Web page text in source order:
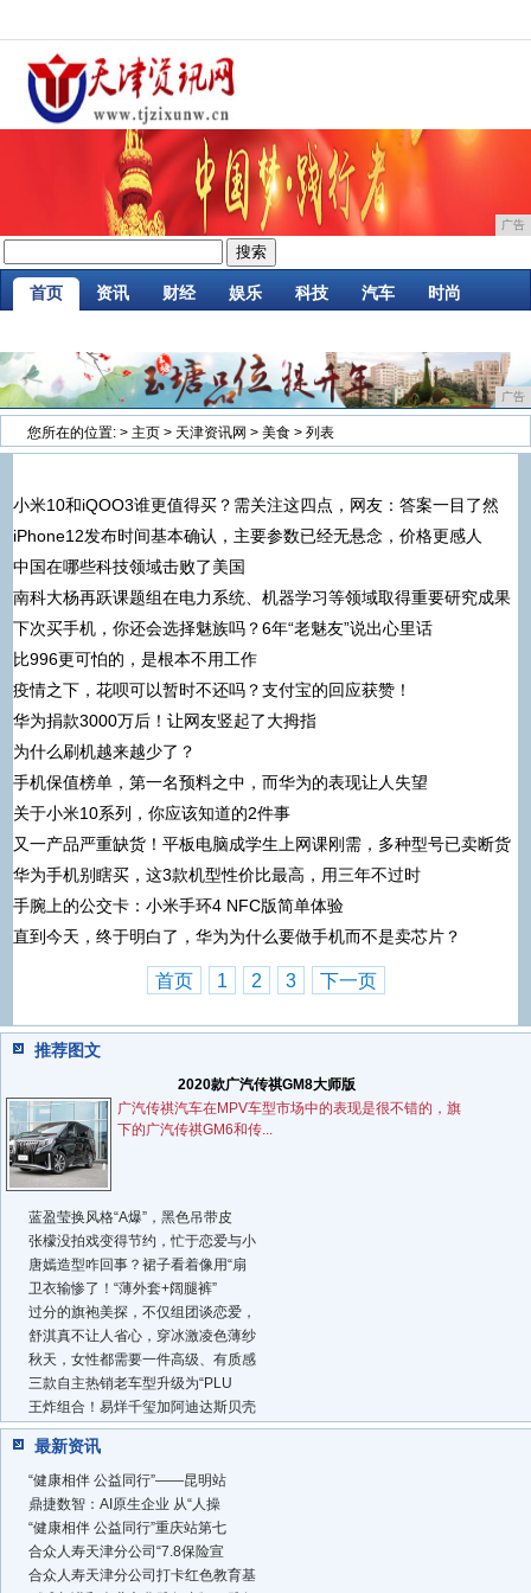
广告
首页 资讯 财经 娱乐 科技 汽车 时尚
广告
您所在的位置: > 主页 > 天津资讯网 > 美食 > 列表
小米10和iQOO3谁更值得买？需关注这四点，网友：答案一目了然
iPhone12发布时间基本确认，主要参数已经无悬念，价格更感人
中国在哪些科技领域击败了美国
南科大杨再跃课题组在电力系统、机器学习等领域取得重要研究成果
下次买手机，你还会选择魅族吗？6年“老魅友”说出心里话
比996更可怕的，是根本不用工作
疫情之下，花呗可以暂时不还吗？支付宝的回应获赞！
华为捐款3000万后！让网友竖起了大拇指
为什么刷机越来越少了？
手机保值榜单，第一名预料之中，而华为的表现让人失望
关于小米10系列，你应该知道的2件事
又一产品严重缺货！平板电脑成学生上网课刚需，多种型号已卖断货
华为手机别瞎买，这3款机型性价比最高，用三年不过时
手腕上的公交卡：小米手环4 NFC版简单体验
直到今天，终于明白了，华为为什么要做手机而不是卖芯片？
首页 1 2 3 下一页
推荐图文
2020款广汽传祺GM8大师版
广汽传祺汽车在MPV车型市场中的表现是很不错的，旗
下的广汽传祺GM6和传...
蓝盈莹换风格“A爆”，黑色吊带皮
张檬没拍戏变得节约，忙于恋爱与小
唐嫣造型咋回事？裙子看着像用“扇
​卫衣输惨了！“薄外套+阔腿裤”
过分的旗袍美探，不仅组团谈恋爱，
舒淇真不让人省心，穿冰激凌色薄纱
秋天，女性都需要一件高级、有质感
三款自主热销老车型升级为“PLU
王炸组合！易烊千玺加阿迪达斯贝壳
最新资讯
“健康相伴 公益同行”——昆明站
鼎捷数智：AI原生企业 从“人操
“健康相伴 公益同行”重庆站第七
合众人寿天津分公司“7.8保险宣
合众人寿天津分公司打卡红色教育基